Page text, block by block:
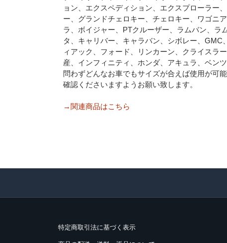
ョン、エクスペディション、エクスプローラー
ー、グランドチェロキー、チェロキー、ワゴニ
ラ、ボイジャー、PTクルーザー、ラムバン、ラ
タ、キャリバー、キャラバン、シボレー、
ィアック、フォード、リンカーン、クライスラ
産、インフィニティ、ホンダ、アキュラ、ベン
問わずどんなお車でもサイズが合えば使用が可
確認くださいますようお願い致します。
→関連商品はこちら
特定商取引法に基づく表示